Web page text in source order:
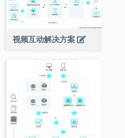
视频互动解决方案